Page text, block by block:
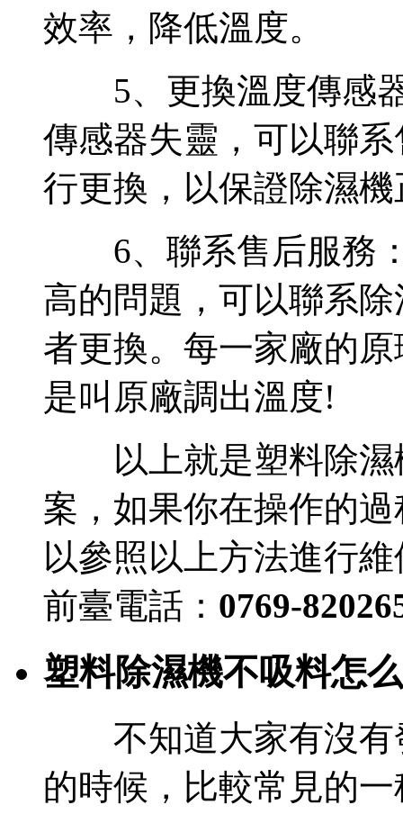
效率，降低溫度。
5、更換溫度傳感器
傳感器失靈，可以聯
行更換，以保證除濕
6、聯系售后服務：
高的問題，可以聯系
者更換。每一家廠的
是叫原廠調出溫度!
以上就是塑料除濕
案，如果你在操作的
以參照以上方法進行
前臺電話： 0769-
塑料除濕機不吸料怎
不知道大家有沒有
的時候，比較常見的